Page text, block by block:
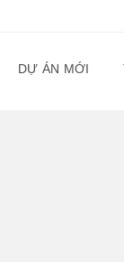
DỰ ÁN MỚI